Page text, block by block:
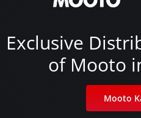
Exclusive
of Mooto
Mooto